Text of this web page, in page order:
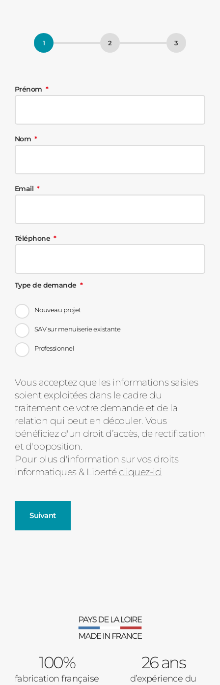
Prénom
Nom
Email
Téléphone
Type de demande
Nouveau projet
SAV sur menuiserie existante
Professionnel
Message
d'état
Vous acceptez que les informations saisies
soient exploitées dans le cadre du
traitement de votre demande et de la
relation qui peut en découler. Vous
bénéficiez d'un droit d’accès, de rectification
et d'opposition.
Pour plus d'information sur vos droits
informatiques & Liberté cliquez-ici
Suivant
Verrière intérieures
Baies Vitrées
Pavillon
100%
fabrication française
26 ans
d’expérience du